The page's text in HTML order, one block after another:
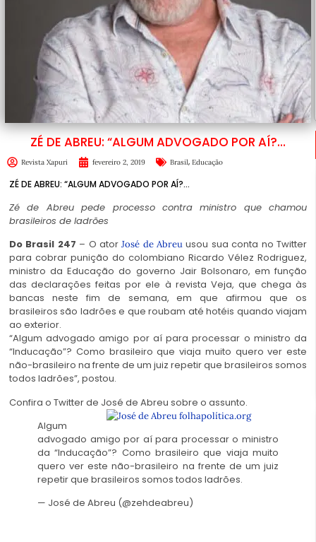
ZÉ DE ABREU: “ALGUM ADVOGADO POR AÍ?…
Revista Xapuri fevereiro 2, 2019 Brasil, Educação
ZÉ DE ABREU: “ALGUM ADVOGADO POR AÍ?…
Zé de Abreu pede processo contra ministro que chamou
brasileiros de ladrões
Do Brasil 247 – O atorJosé de Abreu usou sua conta no Twitter
para cobrar punição do colombiano Ricardo Vélez Rodriguez,
ministro da Educação do governo Jair Bolsonaro, em função
das declarações feitas por ele à revista Veja, que chega às
bancas neste fim de semana, em que afirmou que os
brasileiros são ladrões e que roubam até hotéis quando viajam
ao exterior.
“Algum advogado amigo por aí para processar o ministro da
“Inducação”? Como brasileiro que viaja muito quero ver este
não-brasileiro na frente de um juiz repetir que brasileiros somos
todos ladrões”, postou.
Confira o Twitter de José de Abreu sobre o assunto.
Algum
advogado amigo por aí para processar o ministro
da “Inducação”? Como brasileiro que viaja muito
quero ver este não-brasileiro na frente de um juiz
repetir que brasileiros somos todos ladrões.
— José de Abreu (@zehdeabreu)